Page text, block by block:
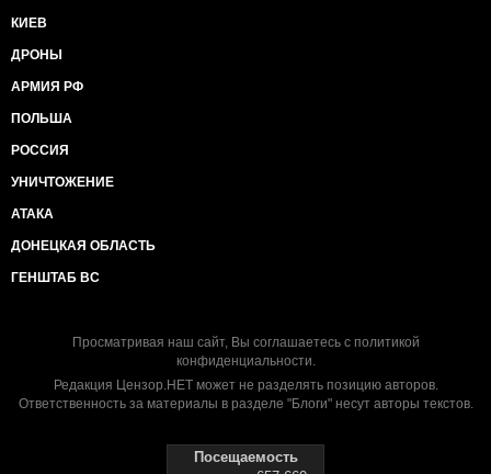
КИЕВ
ДРОНЫ
АРМИЯ РФ
ПОЛЬША
РОССИЯ
УНИЧТОЖЕНИЕ
АТАКА
ДОНЕЦКАЯ ОБЛАСТЬ
ГЕНШТАБ ВС
Просматривая наш сайт, Вы соглашаетесь с политикой
конфиденциальности.
Редакция Цензор.НЕТ может не разделять позицию авторов.
Ответственность за материалы в разделе "Блоги" несут авторы текстов.
Посещаемость